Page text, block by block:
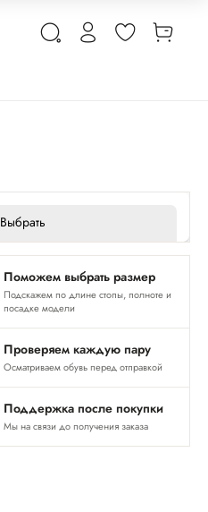
Выбрать
Поможем выбрать размер
Подскажем по длине стопы, полноте и
посадке модели
Проверяем каждую пару
Осматриваем обувь перед отправкой
Поддержка после покупки
Мы на связи до получения заказа